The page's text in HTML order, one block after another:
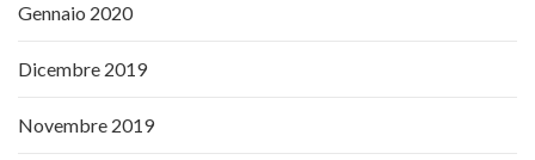
Gennaio 2020
Dicembre 2019
Novembre 2019